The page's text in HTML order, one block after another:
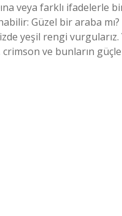
veya farklı ifadelerle
Güzel bir araba
yeşil rengi
crimson ve bunların